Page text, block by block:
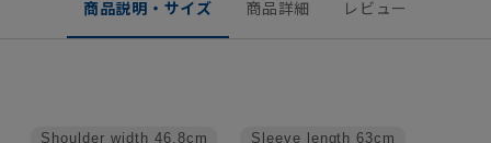
商品説明・サイズ 商品詳細 レビュー
Sleeve length 63cm
Shoulder width 46.8cm